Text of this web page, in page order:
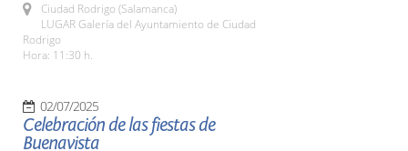
Ciudad Rodrigo (Salamanca)
LUGAR Galería del Ayuntamiento de Ciudad
Rodrigo
Hora: 11:30 h.
02/07/2025
Celebración de las fiestas de
Buenavista